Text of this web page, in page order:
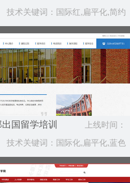
2019.10
技术关键词：国际红,扁平化,简约
国留学培训
上线时间：
2019.04
技术关键词：国际化,扁平化,蓝色